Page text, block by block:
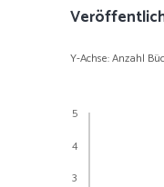
Y-Achse: Anzahl
3
4
5